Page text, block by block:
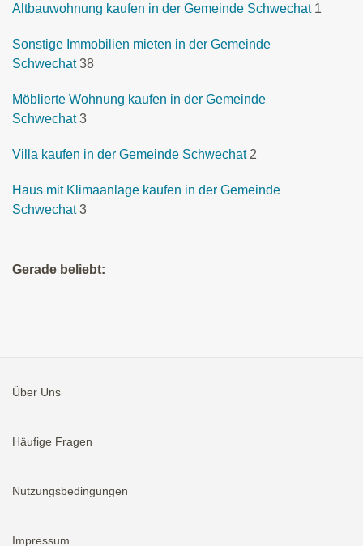
Altbauwohnung kaufen in der Gemeinde Schwechat 1
Sonstige Immobilien mieten in der Gemeinde
Schwechat 38
Möblierte Wohnung kaufen in der Gemeinde
Schwechat 3
Villa kaufen in der Gemeinde Schwechat 2
Haus mit Klimaanlage kaufen in der Gemeinde
Schwechat 3
Gerade beliebt:
Über Uns
Häufige Fragen
Nutzungsbedingungen
Impressum